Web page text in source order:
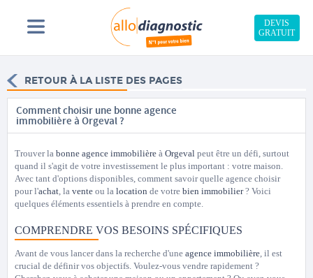
DEVIS
GRATUIT
RETOUR À LA LISTE DES PAGES
Comment choisir une bonne agence
immobilière à Orgeval ?
Trouver la bonne agence immobilière à Orgeval peut être un défi, surtout
quand il s'agit de votre investissement le plus important : votre maison.
Avec tant d'options disponibles, comment savoir quelle agence choisir
pour l'achat, la vente ou la location de votre bien immobilier? Voici
quelques éléments essentiels à prendre en compte.
COMPRENDRE VOS BESOINS SPÉCIFIQUES
Avant de vous lancer dans la recherche d'une agence immobilière, il est
crucial de définir vos objectifs. Voulez-vous vendre rapidement ?